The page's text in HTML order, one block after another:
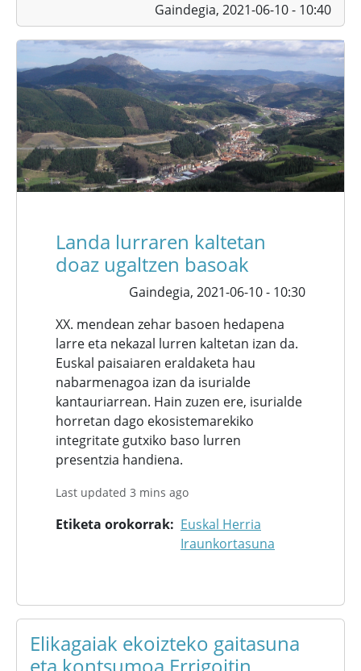
Gaindegia, 2021-06-10 - 10:40
Landa lurraren kaltetan
doaz ugaltzen basoak
Gaindegia, 2021-06-10 - 10:30
XX. mendean zehar basoen hedapena
larre eta nekazal lurren kaltetan izan da.
Euskal paisaiaren eraldaketa hau
nabarmenagoa izan da isurialde
kantauriarrean. Hain zuzen ere, isurialde
horretan dago ekosistemarekiko
integritate gutxiko baso lurren
presentzia handiena.
Last updated 3 mins ago
Etiketa orokorrak
Euskal Herria
Iraunkortasuna
Elikagaiak ekoizteko gaitasuna
eta kontsumoa Errigoitin